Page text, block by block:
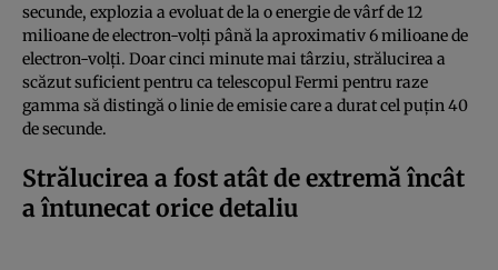
secunde, explozia a evoluat de la o energie de vârf de 12
milioane de electron-volți până la aproximativ 6 milioane de
electron-volți. Doar cinci minute mai târziu, strălucirea a
scăzut suficient pentru ca telescopul Fermi pentru raze
gamma să distingă o linie de emisie care a durat cel puțin 40
de secunde.
Strălucirea a fost atât de extremă încât
a întunecat orice detaliu